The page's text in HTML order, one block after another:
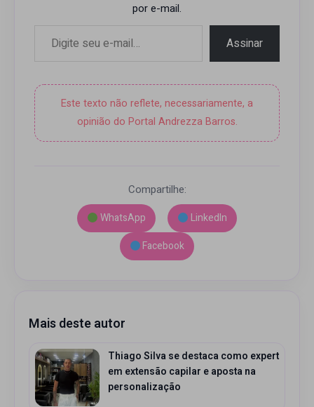
por e-mail.
Assinar
Este texto não reflete, necessariamente, a
opinião do Portal Andrezza Barros.
Compartilhe:
WhatsApp
LinkedIn
Facebook
Mais deste autor
Thiago Silva se destaca como expert
em extensão capilar e aposta na
personalização